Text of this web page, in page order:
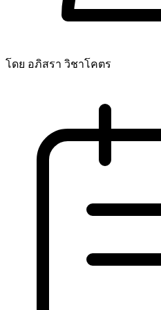
โดย อภิสรา วิชาโคตร